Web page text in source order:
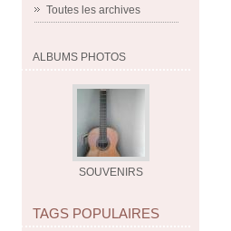
Toutes les archives
ALBUMS PHOTOS
SOUVENIRS
TAGS POPULAIRES